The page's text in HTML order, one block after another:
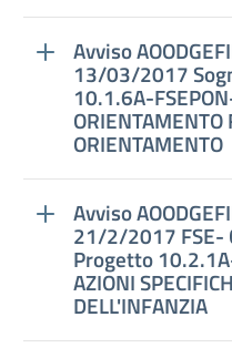
Avviso
13/03/2017
10.1.6A-
ORIENTAMENTO
ORIENTAMENTO
Avviso
21/2/2017 FSE-
Progetto
AZIONI
DELL'INFANZIA